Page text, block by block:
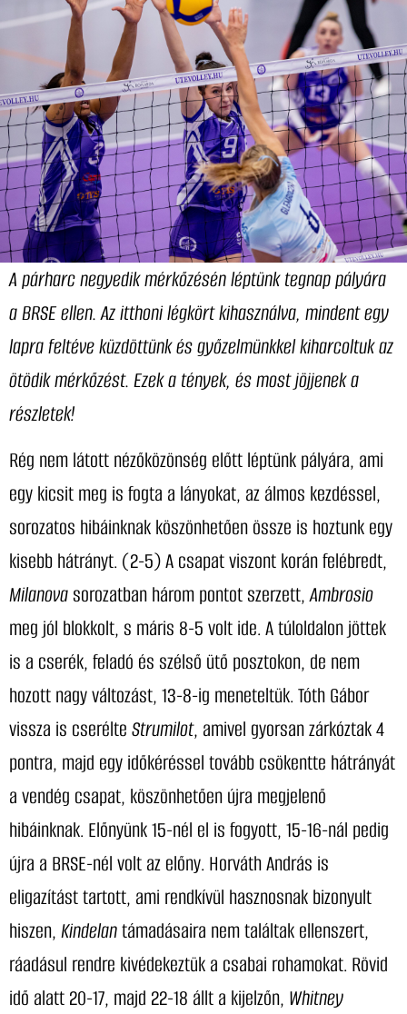
A párharc negyedik mérkőzésén léptünk tegnap pályára
a BRSE ellen. Az itthoni légkört kihasználva, mindent egy
lapra feltéve küzdöttünk és győzelmünkkel kiharcoltuk az
ötödik mérkőzést. Ezek a tények, és most jöjjenek a
részletek!
Rég nem látott nézőközönség előtt léptünk pályára, ami
egy kicsit meg is fogta a lányokat, az álmos kezdéssel,
sorozatos hibáinknak köszönhetően össze is hoztunk egy
kisebb hátrányt. (2-5) A csapat viszont korán felébredt,
Milanovasorozatban három pontot szerzett,Ambrosio
meg jól blokkolt, s máris 8-5 volt ide. A túloldalon jöttek
is a cserék, feladó és szélső ütő posztokon, de nem
hozott nagy változást, 13-8-ig meneteltük. Tóth Gábor
vissza is cserélteStrumilot, amivel gyorsan zárkóztak 4
pontra, majd egy időkéréssel tovább csökentte hátrányát
a vendég csapat, köszönhetően újra megjelenő
hibáinknak. Előnyünk 15-nél el is fogyott, 15-16-nál pedig
újra a BRSE-nél volt az előny. Horváth András is
eligazítást tartott, ami rendkívül hasznosnak bizonyult
hiszen,Kindelantámadásaira nem találtak ellenszert,
ráadásul rendre kivédekeztük a csabai rohamokat. Rövid
idő alatt 20-17, majd 22-18 állt a kijelzőn, Whitney